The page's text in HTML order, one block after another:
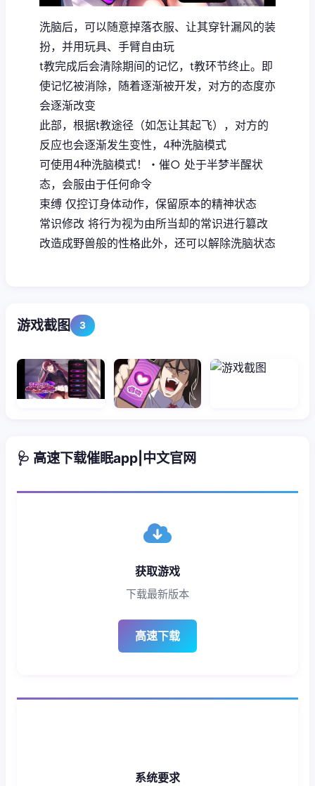
洗脑后，可以随意掉落衣服、让其穿针漏风的装
扮，并用玩具、手臂自由玩
t教完成后会清除期间的记忆，t教环节终止。即
使记忆被消除，随着逐渐被开发，对方的态度亦
会逐渐改变
此部，根据t教途径（如怎让其起飞），对方的
反应也会逐渐发生变性，4种洗脑模式
可使用4种洗脑模式！・催○ 处于半梦半醒状
态，会服由于任何命令
束缚 仅控订身体动作，保留原本的精神状态
常识修改 将行为视为由所当却的常识进行篡改
改造成野兽般的性格此外，还可以解除洗脑状态
游戏截图 3
🩺 高速下载催眠app|中文官网
获取游戏
下载最新版本
高速下载
系统要求